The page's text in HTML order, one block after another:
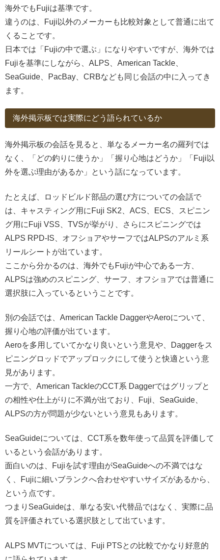
海外でもFujiは基準です。
違うのは、Fuji以外のメーカーも比較対象として普通に出て
くることです。
日本では「Fujiの中で選ぶ」になりやすいですが、海外では
Fujiを基準にしながら、ALPS、American Tackle、
SeaGuide、PacBay、CRBなども同じ会話の中に入ってき
ます。
海外掲示板では実際にどう語られているか
海外掲示板の会話を見ると、単なるメーカー名の羅列では
なく、「どの釣りに使うか」「握り心地はどうか」「Fuji以
外を選ぶ理由があるか」という話になっています。
たとえば、ロッドビルド部品の選び方についての会話で
は、キャスティング用にFuji SK2、ACS、ECS、スピニン
グ用にFuji VSS、TVSが挙がり、さらにスピニングでは
ALPS RPD-IS、オフショアやサーフではALPSのアルミ系
リールシートが出ています。
ここから分かるのは、海外でもFujiが中心である一方、
ALPSは強めのスピニング、サーフ、オフショアでは普通に
選択肢に入っているということです。
別の会話では、American Tackle DaggerやAeroについて、
握り心地の評価が出ています。
Aeroを多用していてかなり良いという意見や、Daggerをス
ピニングロッドでアップロックにして使うと快適という意
見があります。
一方で、American TackleのCCT系 Daggerではグリップと
の相性や仕上がりに不満が出ており、Fuji、SeaGuide、
ALPSの方が問題が少ないという意見もあります。
SeaGuideについては、CCT系を数年使って品質を評価して
いるという会話があります。
面白いのは、Fujiを試す理由がSeaGuideへの不満ではな
く、Fujiに細いブランクへ合わせやすいサイズがあるから、
という点です。
つまりSeaGuideは、単なる安い代替品ではなく、実際に品
質を評価されている選択肢として出ています。
ALPS MVTについては、Fuji PTSとの比較でかなり好意的